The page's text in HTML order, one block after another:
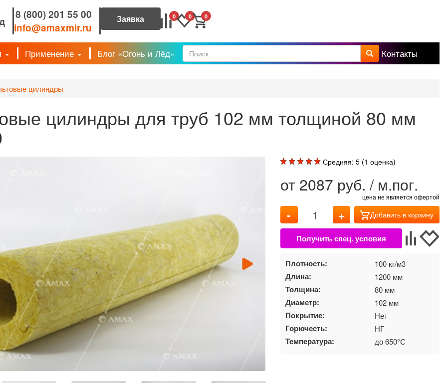
8 (800) 201 55 00
info@amaxmir.ru
0 0 0
Применение Блог «Огонь и Лёд» Форма поиска Контакты
цилиндры
цилиндры для труб 102 мм толщиной 80 мм
Средняя: 5 (1 оценка)
от 2087 руб. / м.пог.
цена не является офертой
- + Добавить в корзину
Плотность: 100 кг/м3
Длина: 1200 мм
Толщина: 80 мм
Диаметр: 102 мм
Покрытие: Нет
Горючесть: НГ
Температура: до 650°С